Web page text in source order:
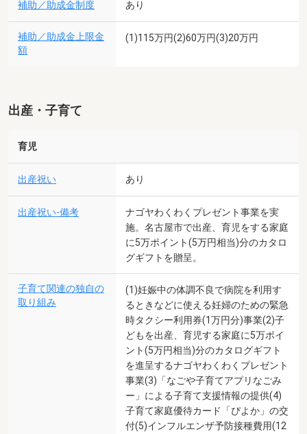
補助／助成金制度 あり
補助／助成金上限金
額
(1)115万円(2)60万円(3)20万円
出産・子育て
育児
出産祝い あり
出産祝い-備考
ナゴヤわくわくプレゼント事業を実
施。名古屋市で出産、育児をする家庭
に5万ポイント(5万円相当)分のカタロ
グギフトを贈呈。
子育て関連の独自の
取り組み
(1)妊娠中の体調不良で病院を利用す
るときなどに使える妊婦のための緊急
時タクシー利用券(1万円分)事業(2)子
どもを出産、育児する家庭に5万ポイ
ント(5万円相当)分のカタログギフト
を進呈するナゴヤわくわくプレゼント
事業(3)「なごや子育てアプリなごみ
ー」による子育て支援情報の提供(4)
子育て家庭優待カード「ぴよか」の交
付(5)インフルエンザ予防接種費用(12